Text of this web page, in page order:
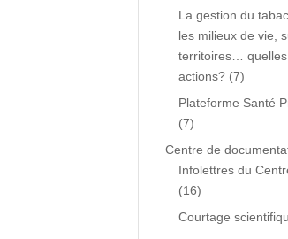
La gestion du
les milieux de vie,
territoires… quelles
actions? (7)
Plateforme Santé
(7)
Centre de
Infolettres du
(16)
Courtage